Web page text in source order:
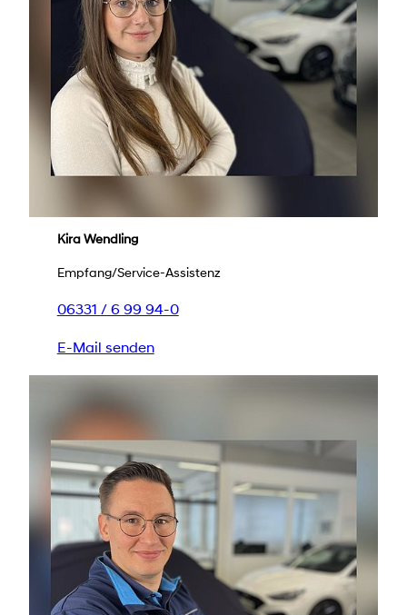
Kira Wendling
Empfang/Service-Assistenz
06331 / 6 99 94-0
E-Mail senden